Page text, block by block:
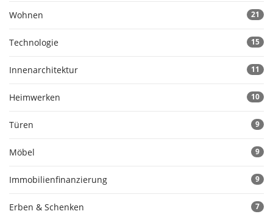
Wohnen 21
Technologie 15
Innenarchitektur 11
Heimwerken 10
Türen 9
Möbel 9
Immobilienfinanzierung 9
Erben & Schenken 7